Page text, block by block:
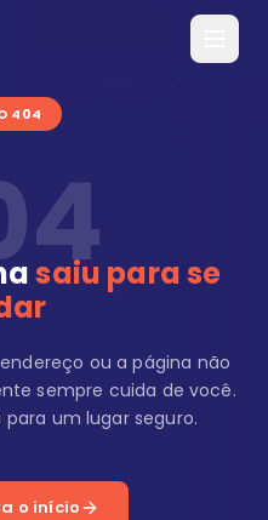
404
saiu para se
ou a página não
sempre cuida de você.
um lugar seguro.
o início